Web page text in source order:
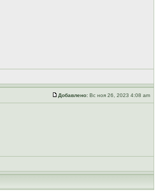
Добавлено: Вс ноя 26, 2023 4:08 am